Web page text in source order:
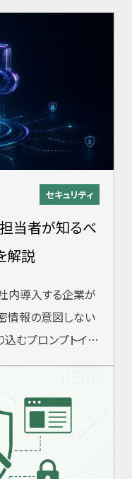
セキュリティ
当者が知るべ
解説
内導入する企業が
情報の意図しない
むプロンプトイン
キ